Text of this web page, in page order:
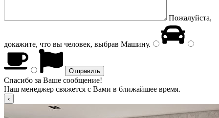
Пожалуйста,
докажите, что вы человек, выбрав Машину.
Спасибо за Ваше сообщение!
Наш менеджер свяжется с Вами в ближайшее время.